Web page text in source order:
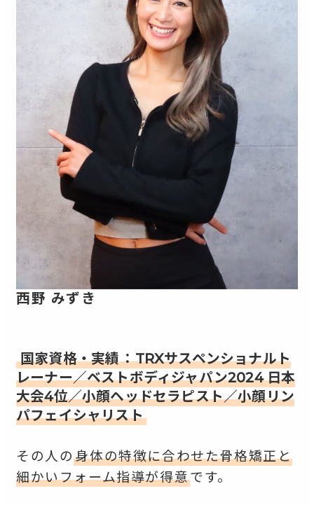
西野 みずき
国家資格・実績：TRXサスペンショナルト
レーナー／ベストボディジャパン2024 日本
大会4位／小顔ヘッドセラピスト／小顔リン
パフェイシャリスト
その人の身体の特徴に合わせた骨格矯正と
細かいフォーム指導が得意です。